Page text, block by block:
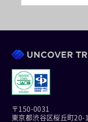
〒150-0031
東京都渋谷区桜丘町20-1